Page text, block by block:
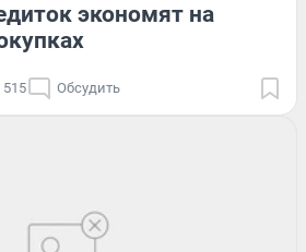
экономят на
515 Обсудить